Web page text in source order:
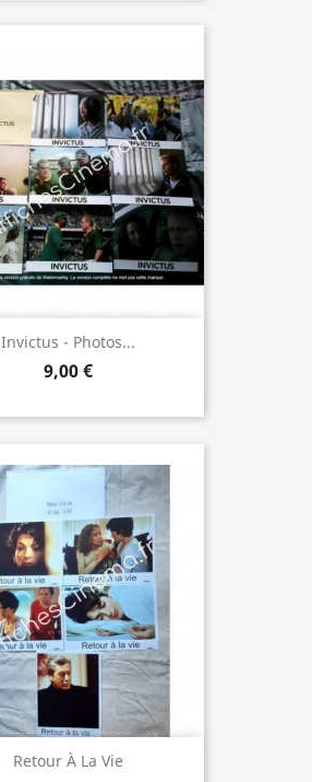
Invictus - Photos...
9,00 €
Retour À La Vie